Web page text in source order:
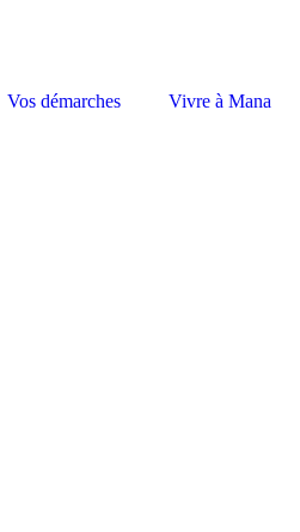
Vos démarches Vivre à Mana